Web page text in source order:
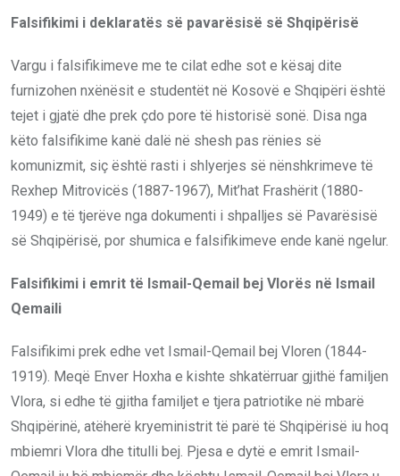
Falsifikimi i deklaratës së pavarësisë së Shqipërisë
Vargu i falsifikimeve me te cilat edhe sot e kësaj dite
furnizohen nxënësit e studentët në Kosovë e Shqipëri është
tejet i gjatë dhe prek çdo pore të historisë sonë. Disa nga
këto falsifikime kanë dalë në shesh pas rënies së
komunizmit, siç është rasti i shlyerjes së nënshkrimeve të
Rexhep Mitrovicës (1887-1967), Mit’hat Frashërit (1880-
1949) e të tjerëve nga dokumenti i shpalljes së Pavarësisë
së Shqipërisë, por shumica e falsifikimeve ende kanë ngelur.
Falsifikimi i emrit të Ismail-Qemail bej Vlorës në Ismail
Qemaili
Falsifikimi prek edhe vet Ismail-Qemail bej Vloren (1844-
1919). Meqë Enver Hoxha e kishte shkatërruar gjithë familjen
Vlora, si edhe të gjitha familjet e tjera patriotike në mbarë
Shqipërinë, atëherë kryeministrit të parë të Shqipërisë iu hoq
mbiemri Vlora dhe titulli bej. Pjesa e dytë e emrit Ismail-